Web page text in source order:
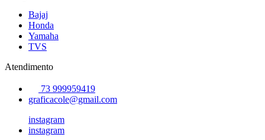
Bajaj
Honda
Yamaha
TVS
Atendimento
73 999959419
graficacole@gmail.com
instagram
instagram